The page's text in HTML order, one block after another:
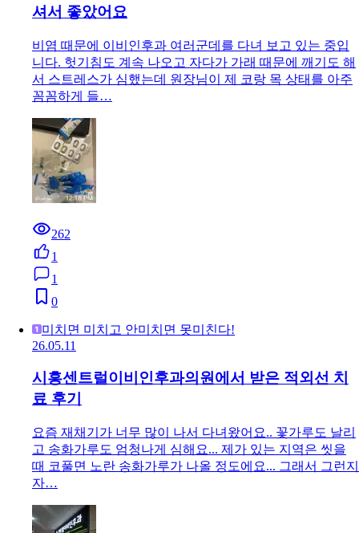
셔서 좋았어요
비염 때문에 이비인후과 여러군데를 다녀 보고 있는 중입
니다. 헛기침도 계속 나오고 자다가 가래 때문에 깨기도 해
서 스트레스가 심했는데 원장님이 제 코랑 목 상태를 아주
꼼꼼하게 들…
262
1
1
0
미치면 미치고 안미치면 못미친다!
26.05.11
시흥센트럴이비인후과의원에서 받은 적외선 치
료 후기
요즘 재채기가 너무 많이 나서 다녀왔어요.. 꽃가루도 날리
고 송화가루도 엄청나게 심해요... 제가 있는 지역은 씻을
때 코풀면 노란 송화가루가 나올 정도에요... 그래서 그런지
자…